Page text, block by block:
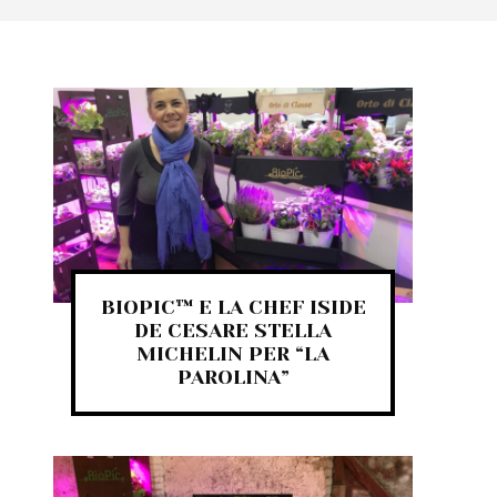
BIOPIC™ E LA CHEF ISIDE
DE CESARE STELLA
MICHELIN PER “LA
PAROLINA”